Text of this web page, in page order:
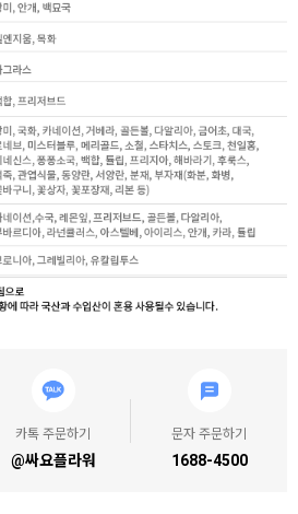
카톡 주문하기
@싸요플라워
문자 주문하기
1688-4500